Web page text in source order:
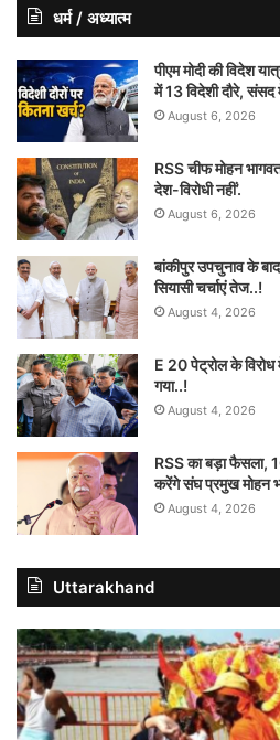
धर्म / अध्यात्म
पीएम मोदी की विदेश
में 13 विदेशी दौरे, संसद
August 6, 2026
RSS चीफ मोहन
देश-विरोधी नहीं’.
August 6, 2026
बांकीपुर उपचुनाव के
सियासी चर्चाएं तेज..!
August 4, 2026
E 20 पेट्रोल के विरोध
गया..!
August 4, 2026
RSS का बड़ा फैसला,
करेंगे संघ प्रमुख मोहन
August 4, 2026
Uttarakhand